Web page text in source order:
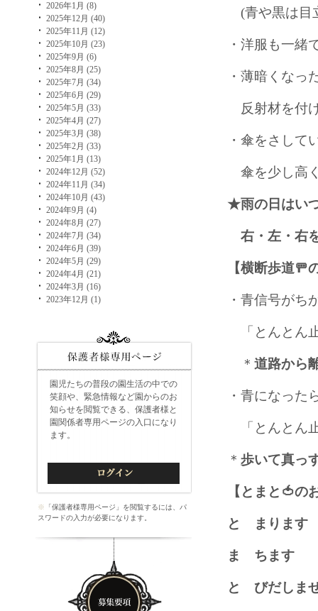
2026年1月 (8)
2025年12月 (40)
2025年11月 (12)
2025年10月 (23)
2025年9月 (6)
2025年8月 (25)
2025年7月 (34)
2025年6月 (29)
2025年5月 (33)
2025年4月 (27)
2025年3月 (38)
2025年2月 (33)
2025年1月 (13)
2024年12月 (52)
2024年11月 (34)
2024年10月 (43)
2024年9月 (4)
2024年8月 (27)
2024年7月 (34)
2024年6月 (39)
2024年5月 (29)
2024年4月 (21)
2024年3月 (16)
2023年12月 (1)
園児たちの普段の園生活の中での
笑顔や、緊急情報など園からのお
知らせを閲覧できる、保護者様と
園関係者専用ページの入口になり
ます。
※ 「保護者様専用ページ」を閲覧するには、パ
スワードの入力が必要になります。
(青や黒は目
・洋服も一緒
・薄暗くなっ
反射材を付
・傘をさして
傘を少し高
★雨の日はい
右・左・右
【横断歩道🚥
・青信号がち
「とんとん
＊ 道路から
・青になった
「とんとん
＊ 歩いて真っ
【とまと🍅の
と まります
ま ちます
と びだしま